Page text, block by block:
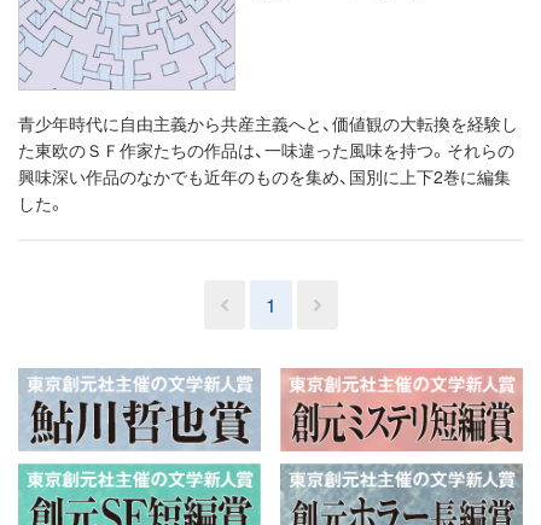
青少年時代に自由主義から共産主義へと、価値観の大転換を経験し
た東欧のＳＦ作家たちの作品は、一味違った風味を持つ。それらの
興味深い作品のなかでも近年のものを集め、国別に上下2巻に編集
した。
1